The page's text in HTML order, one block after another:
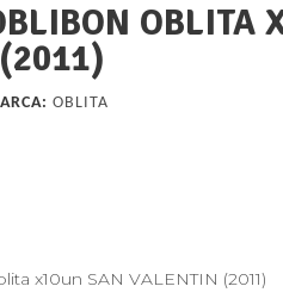
OBLITA
OBLITA
x10un SAN VALENTIN (2011)